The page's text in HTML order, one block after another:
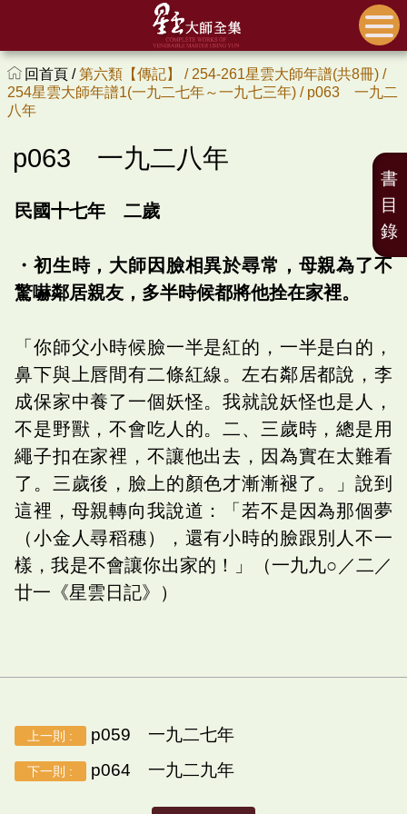
回首頁 /第六類【傳記】 / 254-261星雲大師年譜(共8冊) /
254星雲大師年譜1(一九二七年～一九七三年) / p063 一九二
八年
p063 一九二八年
民國十七年 二歲
・初生時，大師因臉相異於尋常，母親為了不
驚嚇鄰居親友，多半時候都將他拴在家裡。
「你師父小時候臉一半是紅的，一半是白的，
鼻下與上唇間有二條紅線。左右鄰居都說，李
成保家中養了一個妖怪。我就說妖怪也是人，
不是野獸，不會吃人的。二、三歲時，總是用
繩子扣在家裡，不讓他出去，因為實在太難看
了。三歲後，臉上的顏色才漸漸褪了。」說到
這裡，母親轉向我說道：「若不是因為那個夢
（小金人尋稻穗），還有小時的臉跟別人不一
樣，我是不會讓你出家的！」（一九九○／二／
廿一《星雲日記》）
上一則 : p059 一九二七年
下一則 : p064 一九二九年
書
目
錄